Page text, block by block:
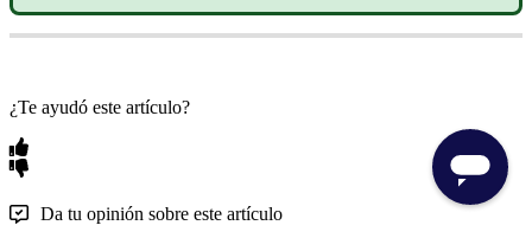
¿Te ayudó este artículo?
Da tu opinión sobre este artículo